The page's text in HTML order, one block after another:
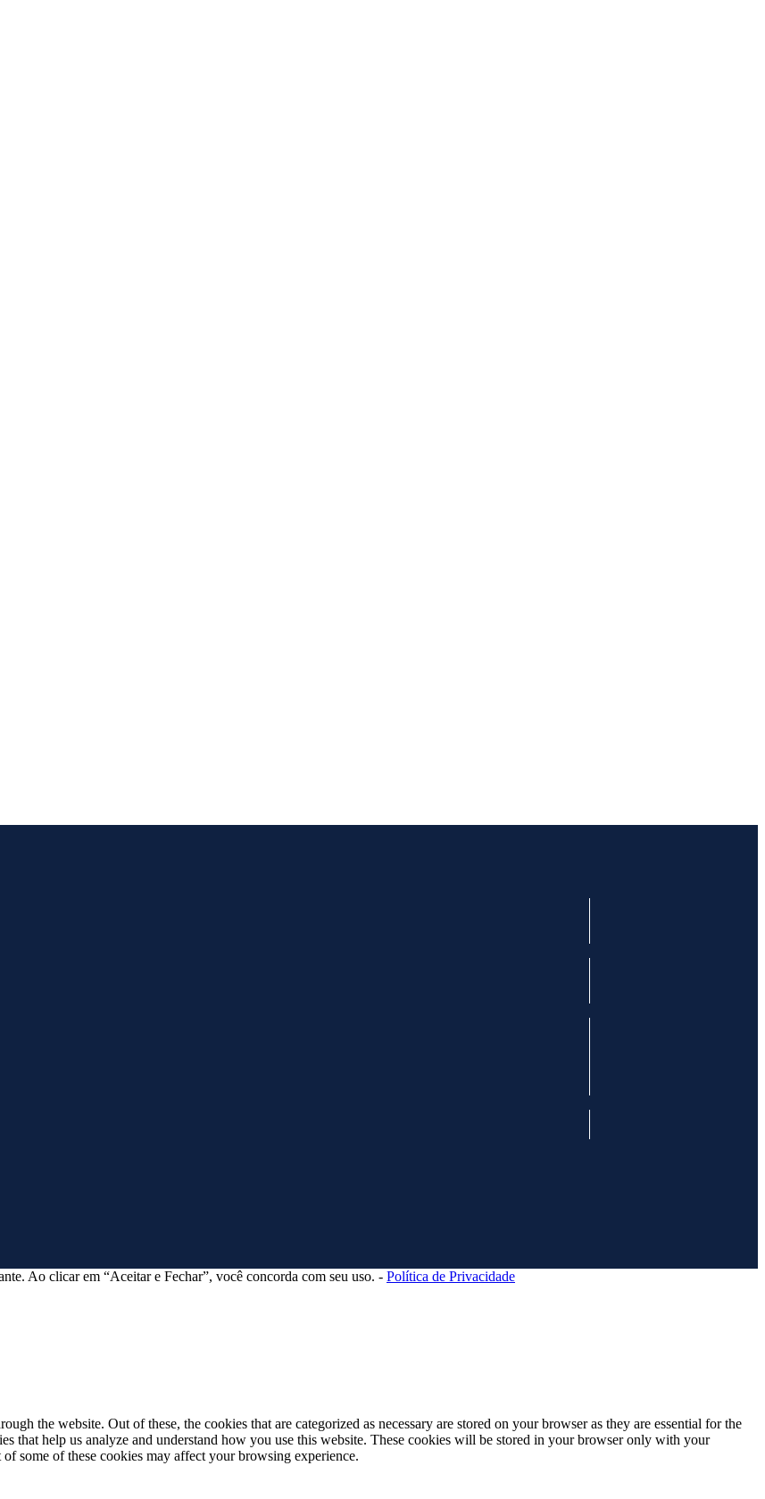
Ao clicar em “Aceitar e Fechar”, você concorda com seu uso. - Política de Privacidade
the website. Out of these, the cookies that are categorized as necessary are stored on your browser as they are essential for the
that help us analyze and understand how you use this website. These cookies will be stored in your browser only with your
some of these cookies may affect your browsing experience.